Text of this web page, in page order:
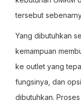
tersebut
Yang dibutuhkan
kemampuan
ke outlet yang
fungsinya, dan
dibutuhkan.